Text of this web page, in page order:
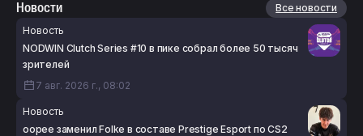
Новости
Все новости
Новость
NODWIN Clutch Series #10 в пике собрал более 50 тысяч
зрителей
7 авг. 2026 г., 08:02
Новость
oopee заменил Folke в составе Prestige Esport по CS2